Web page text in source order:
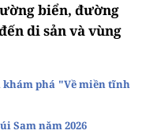
biển, đường
di sản và vùng
phá "Về miền tĩnh
Sam năm 2026